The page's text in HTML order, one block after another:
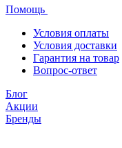
Помощь
Условия оплаты
Условия доставки
Гарантия на товар
Вопрос-ответ
Блог
Акции
Бренды